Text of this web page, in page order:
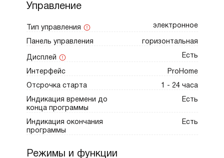
предотвращая пересушивание и нагрузку на
Модель безопасна и проста в уходе.
Встроенная защита от перегрева
гарантирует надежную эксплуатацию.
Поверхность и панель управления легко
очищаются. Для устойчивости шкаф
крепится к стене, исключая риск
опрокидывания. Важно обеспечить
следуя рекомендациям по размещению
Управление
Тип управления электронное
Панель управления горизонтальная
Дисплей Есть
Интерфейс ProHome
Отсрочка старта 1 - 24 часа
Индикация времени до
конца программы
Есть
Индикация окончания
программы
Есть
Режимы и функции